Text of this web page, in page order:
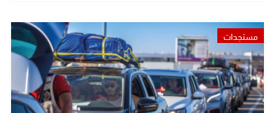
مستجدات